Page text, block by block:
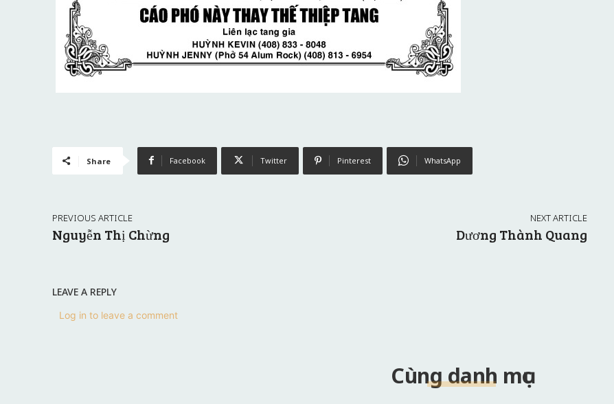
Share Facebook Twitter Pinterest WhatsApp
PREVIOUS ARTICLE
Nguyễn Thị Chừng
NEXT ARTICLE
Dương Thành Quang
LEAVE A REPLY
Log in to leave a comment
Cùng danh mục